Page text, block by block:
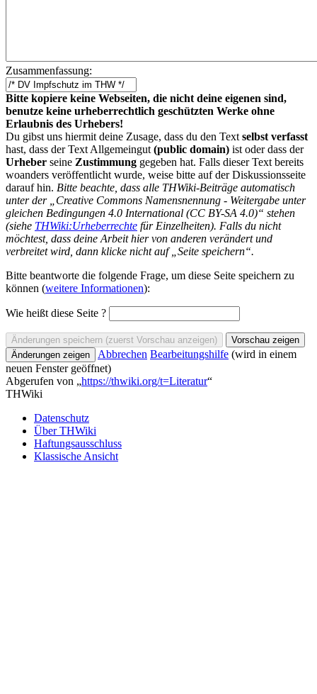
Zusammenfassung:
Bitte kopiere keine Webseiten, die nicht deine eigenen sind,
benutze keine urheberrechtlich geschützten Werke ohne
Erlaubnis des Urhebers!
Du gibst uns hiermit deine Zusage, dass du den Text selbst verfasst
hast, dass der Text Allgemeingut (public domain) ist oder dass der
Urheber seine Zustimmung gegeben hat. Falls dieser Text bereits
woanders veröffentlicht wurde, weise bitte auf der Diskussionsseite
darauf hin. Bitte beachte, dass alle THWiki-Beiträge automatisch
unter der „Creative Commons Namensnennung - Weitergabe unter
gleichen Bedingungen 4.0 International (CC BY-SA 4.0)“ stehen
(siehe THWiki:Urheberrechte für Einzelheiten). Falls du nicht
möchtest, dass deine Arbeit hier von anderen verändert und
verbreitet wird, dann klicke nicht auf „Seite speichern“.
Bitte beantworte die folgende Frage, um diese Seite speichern zu
können (weitere Informationen):
Wie heißt diese Seite ?
Abbrechen Bearbeitungshilfe (wird in einem
neuen Fenster geöffnet)
Abgerufen von „https://thwiki.org/t=Literatur“
THWiki
Datenschutz
Über THWiki
Haftungsausschluss
Klassische Ansicht